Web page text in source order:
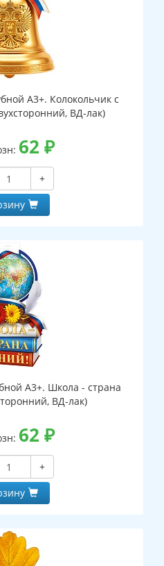
А3+. Колокольчик с
ВД-лак)
62 ₽
+
А3+. Школа - страна
ВД-лак)
62 ₽
+